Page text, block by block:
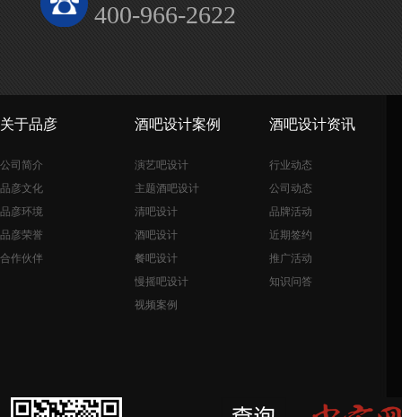
400-966-2622
关于品彦
公司简介
品彦文化
品彦环境
品彦荣誉
合作伙伴
酒吧设计案例
演艺吧设计
主题酒吧设计
清吧设计
酒吧设计
餐吧设计
慢摇吧设计
视频案例
酒吧设计资讯
行业动态
公司动态
品牌活动
近期签约
推广活动
知识问答